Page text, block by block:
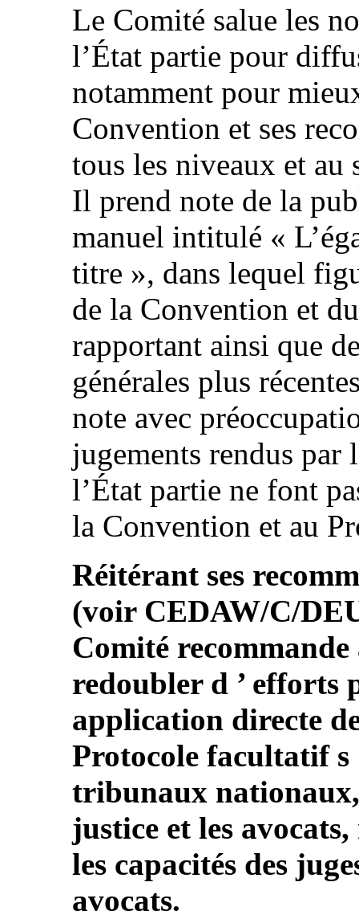
Le Comité salue les
l’État partie pour
notamment pour
Convention et ses
tous les niveaux et au
Il prend note de la
manuel intitulé «
titre », dans lequel
de la Convention et
rapportant ainsi que
générales plus
note avec
jugements rendus
l’État partie ne font
la Convention et au
Réitérant ses
(voir CEDAW/C/
Comité
redoubler d ’ efforts
application directe
Protocole facultatif
tribunaux nationaux,
justice et les
les capacités des
avocats.